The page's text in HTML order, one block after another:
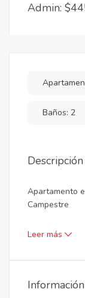
Admin:
Baños: 2
Descripción
Apartamento
Campestre
Leer más